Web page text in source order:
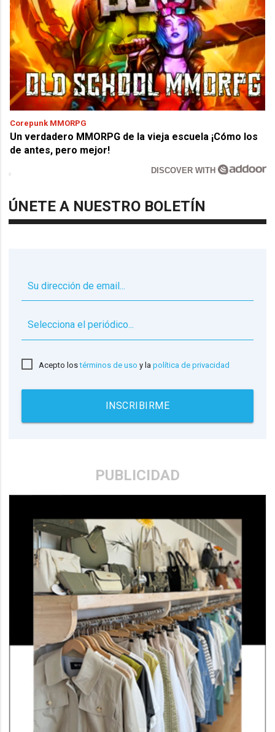
Corepunk MMORPG
Un verdadero MMORPG de la vieja escuela ¡Cómo los
de antes, pero mejor!
DISCOVER WITH
ÚNETE A NUESTRO BOLETÍN
Acepto lostérminos de uso y lapolítica de privacidad
INSCRIBIRME
PUBLICIDAD